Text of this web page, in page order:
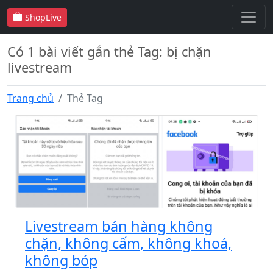
ShopLive
Có 1 bài viết gắn thẻ Tag: bị chặn
livestream
Trang chủ Thẻ Tag
Livestream bán hàng không
chặn, không cấm, không khoá,
không bóp